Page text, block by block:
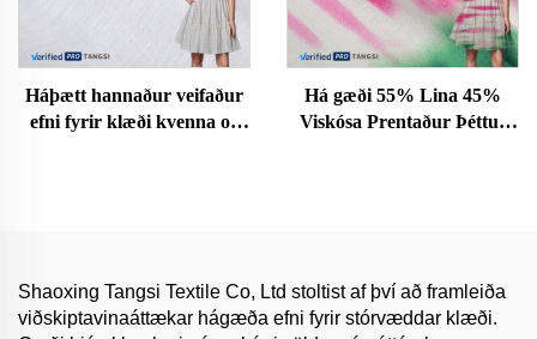
Háþætt hannaður veifaður
efni fyrir klæði kvenna og
Há gæði 55% Lina 45%
Viskósa Prentaður Þéttur
Shaoxing Tangsi Textile Co, Ltd stoltist af því að framleiða
viðskiptavinaáttækar hágæða efni fyrir stórvæddar klæði.